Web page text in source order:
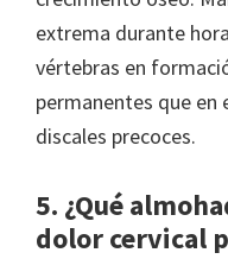
extrema durante
vértebras en
permanentes que en
discales precoces.
5. ¿Qué
dolor cervical